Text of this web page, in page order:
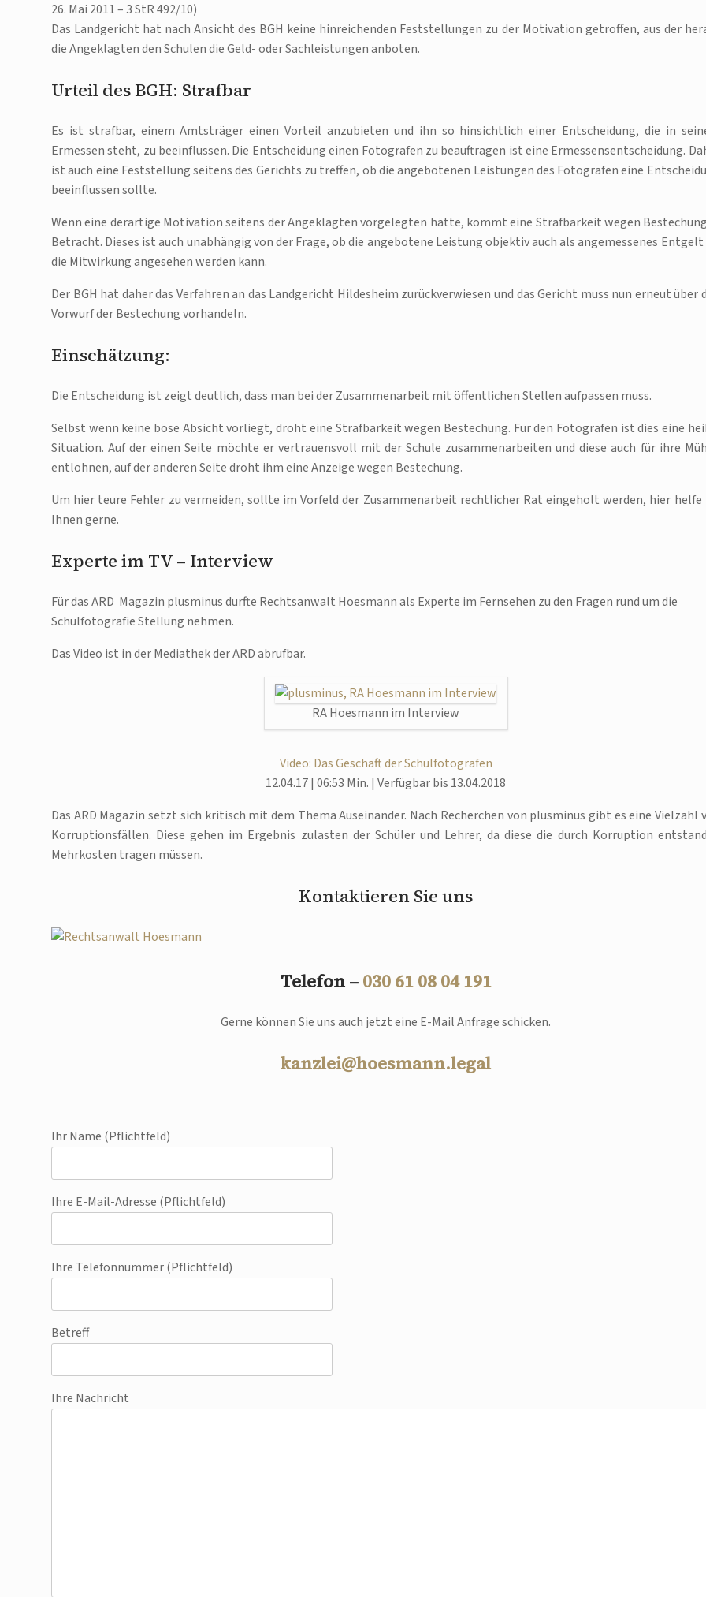
26. Mai 2011 – 3 StR 492/10)
Das Landgericht hat nach Ansicht des BGH keine hinreichenden Feststellungen zu der Motivation getroffen, aus der
die Angeklagten den Schulen die Geld- oder Sachleistungen anboten.
Urteil des BGH: Strafbar
Es ist strafbar, einem Amtsträger einen Vorteil anzubieten und ihn so hinsichtlich einer Entscheidung, die in
Ermessen steht, zu beeinflussen. Die Entscheidung einen Fotografen zu beauftragen ist eine Ermessensentscheidung.
ist auch eine Feststellung seitens des Gerichts zu treffen, ob die angebotenen Leistungen des Fotografen eine
beeinflussen sollte.
Wenn eine derartige Motivation seitens der Angeklagten vorgelegten hätte, kommt eine Strafbarkeit wegen
Betracht. Dieses ist auch unabhängig von der Frage, ob die angebotene Leistung objektiv auch als angemessenes
die Mitwirkung angesehen werden kann.
Der BGH hat daher das Verfahren an das Landgericht Hildesheim zurückverwiesen und das Gericht muss nun erneut über
Vorwurf der Bestechung vorhandeln.
Einschätzung:
Die Entscheidung ist zeigt deutlich, dass man bei der Zusammenarbeit mit öffentlichen Stellen aufpassen muss.
Selbst wenn keine böse Absicht vorliegt, droht eine Strafbarkeit wegen Bestechung. Für den Fotografen ist dies eine
Situation. Auf der einen Seite möchte er vertrauensvoll mit der Schule zusammenarbeiten und diese auch für ihre
entlohnen, auf der anderen Seite droht ihm eine Anzeige wegen Bestechung.
Um hier teure Fehler zu vermeiden, sollte im Vorfeld der Zusammenarbeit rechtlicher Rat eingeholt werden, hier helfe
Ihnen gerne.
Experte im TV – Interview
Für das ARD Magazin plusminus durfte Rechtsanwalt Hoesmann als Experte im Fernsehen zu den Fragen rund um die
Schulfotografie Stellung nehmen.
Das Video ist in der Mediathek der ARD abrufbar.
RA Hoesmann im Interview
Video: Das Geschäft der Schulfotografen
12.04.17 | 06:53 Min. | Verfügbar bis 13.04.2018
Das ARD Magazin setzt sich kritisch mit dem Thema Auseinander. Nach Recherchen von plusminus gibt es eine Vielzahl
Korruptionsfällen. Diese gehen im Ergebnis zulasten der Schüler und Lehrer, da diese die durch Korruption
Mehrkosten tragen müssen.
Kontaktieren Sie uns
Telefon – 030 61 08 04 191
Gerne können Sie uns auch jetzt eine E-Mail Anfrage schicken.
kanzlei@hoesmann.legal
Ihr Name (Pflichtfeld)
Ihre E-Mail-Adresse (Pflichtfeld)
Ihre Telefonnummer (Pflichtfeld)
Betreff
Ihre Nachricht